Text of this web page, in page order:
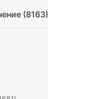
(8163)